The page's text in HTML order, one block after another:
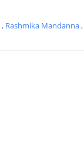
, Rashmika Mandanna,